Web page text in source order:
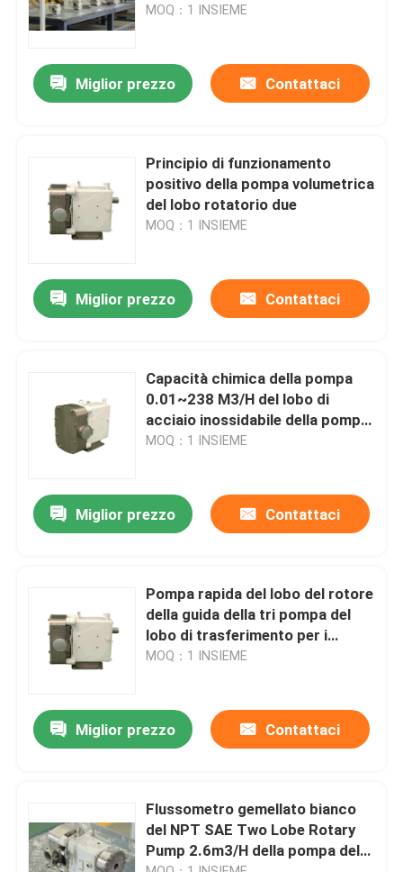
Prodotti
Circa noi
Controllo di qualità
Notizie
Richieda una citazione
MOQ：1 INSIEME
Miglior prezzo Contattaci
Principio di funzionamento
positivo della pompa volumetrica
del lobo rotatorio due
MOQ：1 INSIEME
Miglior prezzo Contattaci
Capacità chimica della pompa
0.01~238 M3/H del lobo di
acciaio inossidabile della pompa
del lobo
MOQ：1 INSIEME
Miglior prezzo Contattaci
Pompa rapida del lobo del rotore
della guida della tri pompa del
lobo di trasferimento per i
cosmetici
MOQ：1 INSIEME
Miglior prezzo Contattaci
Flussometro gemellato bianco
del NPT SAE Two Lobe Rotary
Pump 2.6m3/H della pompa del